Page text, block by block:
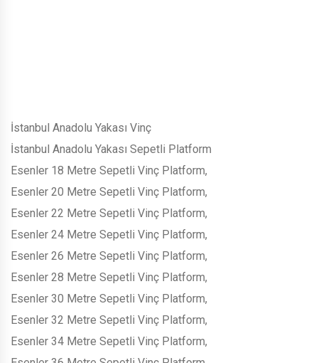
İstanbul Anadolu Yakası Vinç
İstanbul Anadolu Yakası Sepetli Platform
Esenler 18 Metre Sepetli Vinç Platform,
Esenler 20 Metre Sepetli Vinç Platform,
Esenler 22 Metre Sepetli Vinç Platform,
Esenler 24 Metre Sepetli Vinç Platform,
Esenler 26 Metre Sepetli Vinç Platform,
Esenler 28 Metre Sepetli Vinç Platform,
Esenler 30 Metre Sepetli Vinç Platform,
Esenler 32 Metre Sepetli Vinç Platform,
Esenler 34 Metre Sepetli Vinç Platform,